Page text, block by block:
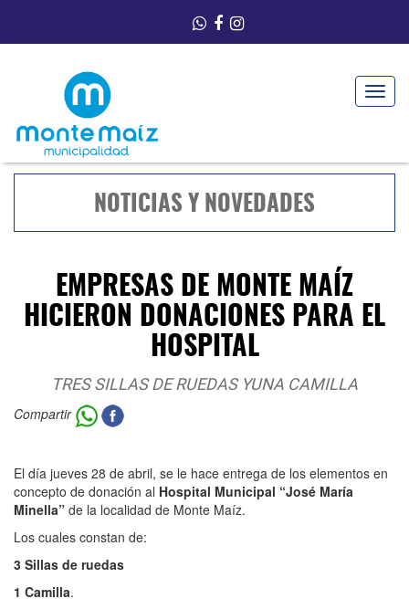
Toggle
NOTICIAS Y NOVEDADES
EMPRESAS DE MONTE MAÍZ
HICIERON DONACIONES PARA EL
HOSPITAL
TRES SILLAS DE RUEDAS YUNA CAMILLA
Compartir
El día jueves 28 de abril, se le hace entrega de los elementos en
concepto de donación al Hospital Municipal “José María
Minella” de la localidad de Monte Maíz.
Los cuales constan de:
3 Sillas de ruedas
1 Camilla.